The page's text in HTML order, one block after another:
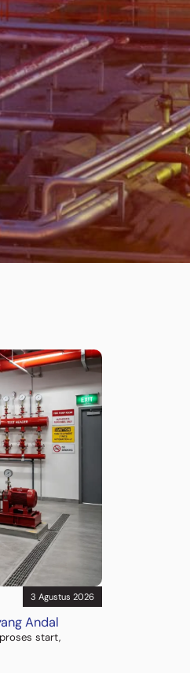
3 Agustus 2026
Andal
start,